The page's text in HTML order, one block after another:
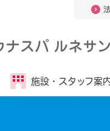
ナスパ ルネサ
施設・ スタッフ案